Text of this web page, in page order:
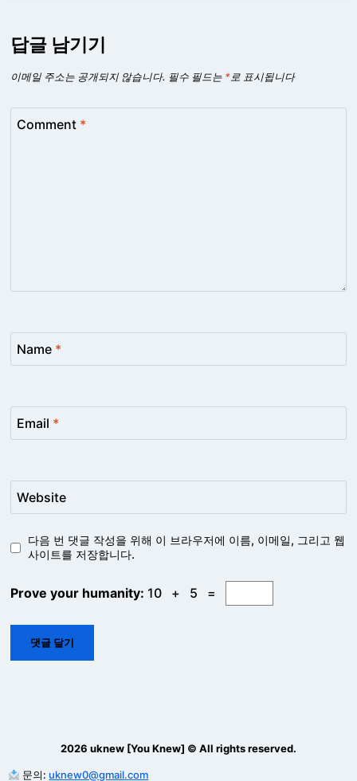
답글 남기기
이메일 주소는 공개되지 않습니다. 필수 필드는 *로 표시됩니다
Comment *
Name *
Email *
Website
다음 번 댓글 작성을 위해 이 브라우저에 이름, 이메일, 그리고 웹
사이트를 저장합니다.
Prove your humanity: 10 + 5 =
2026 uknew [You Knew] © All rights reserved.
문의: uknew0@gmail.com